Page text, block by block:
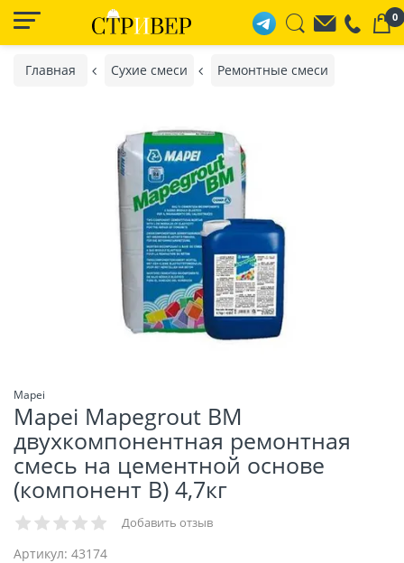
0
Главная Сухие смеси Ремонтные смеси
Mapei
Mapei Mapegrout BM
двухкомпонентная ремонтная
смесь на цементной основе
(компонент В) 4,7кг
Добавить отзыв
Артикул: 43174